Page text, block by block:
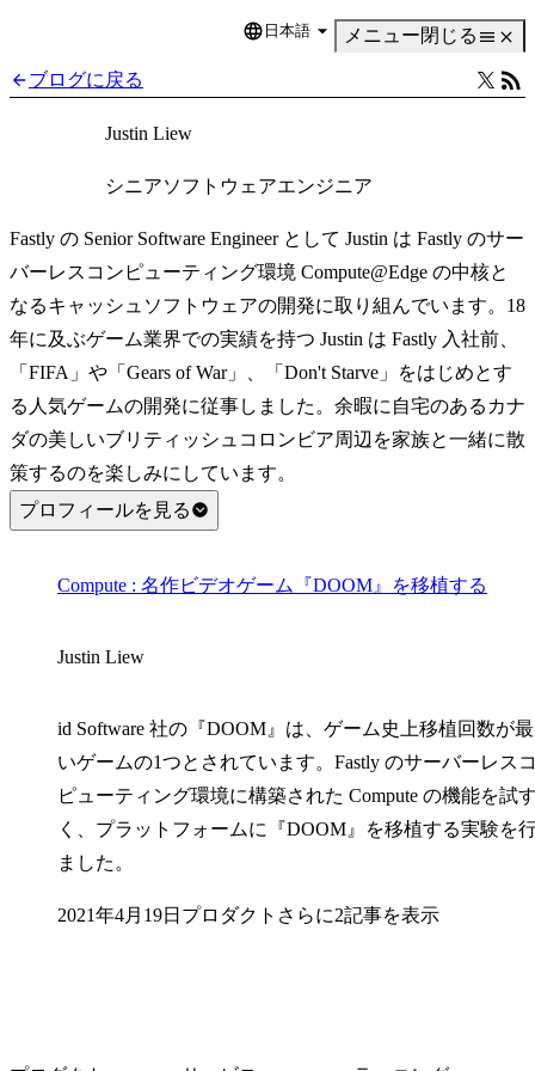
Language
日本語 メニュー閉じる
ブログに戻る
Justin Liew
シニアソフトウェアエンジニア
Fastly の Senior Software Engineer として Justin は Fastly のサー
バーレスコンピューティング環境 Compute@Edge の中核と
なるキャッシュソフトウェアの開発に取り組んでいます。18
年に及ぶゲーム業界での実績を持つ Justin は Fastly 入社前、
「FIFA」や「Gears of War」、「Don't Starve」をはじめとす
る人気ゲームの開発に従事しました。余暇に自宅のあるカナ
ダの美しいブリティッシュコロンビア周辺を家族と一緒に散
策するのを楽しみにしています。
プロフィールを見る
Compute : 名作ビデオゲーム『DOOM』を移植する
Justin Liew
id Software 社の『DOOM』は、ゲーム史上移植回数が
いゲームの1つとされています。Fastly のサーバーレス
ピューティング環境に構築された Compute の機能を試
く、プラットフォームに『DOOM』を移植する実験を
ました。
2021年4月19日 プロダクト さらに2記事を表示